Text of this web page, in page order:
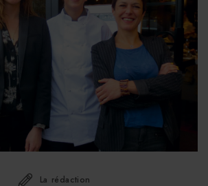
La rédaction